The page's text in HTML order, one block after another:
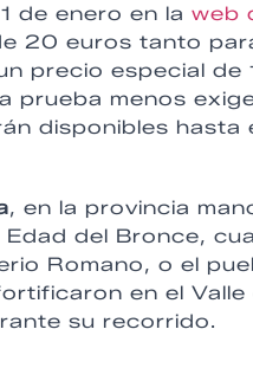
de enero en la web
20 euros tanto
precio especial de
prueba menos
disponibles
, en la provincia
del Bronce,
Romano, o el
en el
su recorrido.